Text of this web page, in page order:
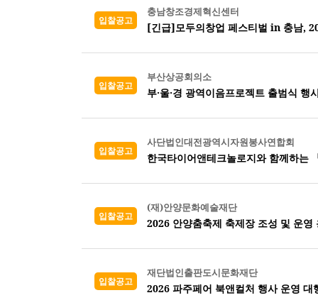
입찰공고
충남창조경제혁신센터
[긴급]모두의창업 페스티벌 in 충남,
입찰공고
부산상공회의소
부·울·경 광역이음프로젝트 출범식 행
입찰공고
사단법인대전광역시자원봉사연합회
한국타이어앤테크놀로지와 함께하는
입찰공고
(재)안양문화예술재단
2026 안양춤축제 축제장 조성 및 운영
입찰공고
재단법인출판도시문화재단
2026 파주페어 북앤컬처 행사 운영 대